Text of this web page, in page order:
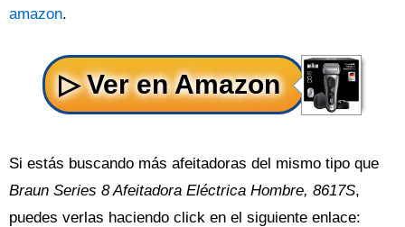
amazon.
Si estás buscando más afeitadoras del mismo tipo que
Braun Series 8 Afeitadora Eléctrica Hombre, 8617S,
puedes verlas haciendo click en el siguiente enlace: